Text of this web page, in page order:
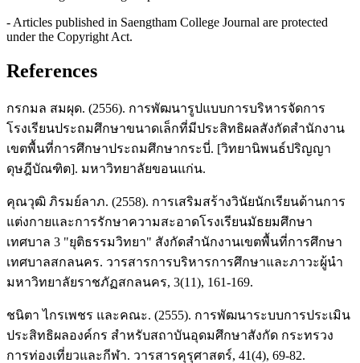
- Articles published in Saengtham College Journal are protected
under the Copyright Act.
References
กรกมล สมผุด. (2556). การพัฒนารูปแบบการบริหารจัดการ
โรงเรียนประถมศึกษาขนาดเล็กที่มีประสิทธิผลสังกัดสำนักงาน
เขตพื้นที่การศึกษาประถมศึกษากระบี่. [วิทยานิพนธ์ปริญญา
ดุษฎีบัณฑิต]. มหาวิทยาลัยขอนแก่น.
คุณวุฒิ ภิรมย์ลาภ. (2558). การเสริมสร้างวินัยนักเรียนด้านการ
แต่งกายและการรักษาความสะอาดโรงเรียนมัธยมศึกษา
เทศบาล 3 "ยุติธรรมวิทยา" สังกัดสำนักงานเขตพื้นที่การศึกษา
เทศบาลสกลนคร. วารสารการบริหารการศึกษาและภาวะผู้นำ
มหาวิทยาลัยราชภัฏสกลนคร, 3(11), 161-169.
ชนิตา ไกรเพชร และคณะ. (2555). การพัฒนาระบบการประเมิน
ประสิทธิผลองค์กร สำหรับสถาบันอุดมศึกษาสังกัด กระทรวง
การท่องเที่ยวและกีฬา. วารสารคุรุศาสตร์, 41(4), 69-82.